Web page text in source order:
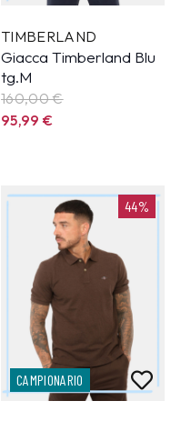
TIMBERLAND
Giacca Timberland Blu
tg.M
160,00 €
95,99€
44%
CAMPIONARIO